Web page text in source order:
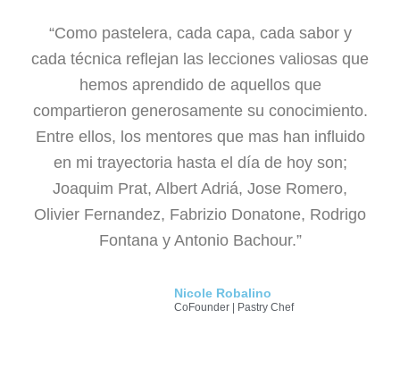
“Como pastelera, cada capa, cada sabor y
cada técnica reflejan las lecciones valiosas que
hemos aprendido de aquellos que
compartieron generosamente su conocimiento.
Entre ellos, los mentores que mas han influido
en mi trayectoria hasta el día de hoy son;
Joaquim Prat, Albert Adriá, Jose Romero,
Olivier Fernandez, Fabrizio Donatone, Rodrigo
Fontana y Antonio Bachour.”​
Nicole Robalino
CoFounder | Pastry Chef